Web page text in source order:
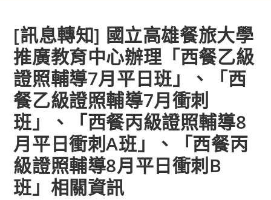
[訊息轉知] 國立高雄餐旅大學
推廣教育中心辦理「西餐乙級
證照輔導7月平日班」、「西
餐乙級證照輔導7月衝刺
班」、「西餐丙級證照輔導8
月平日衝刺A班」、「西餐丙
級證照輔導8月平日衝刺B
班」相關資訊